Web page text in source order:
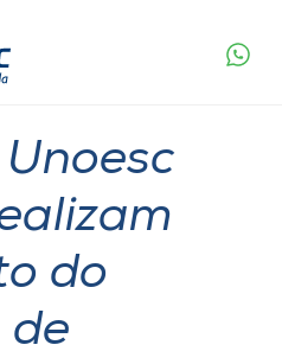
do